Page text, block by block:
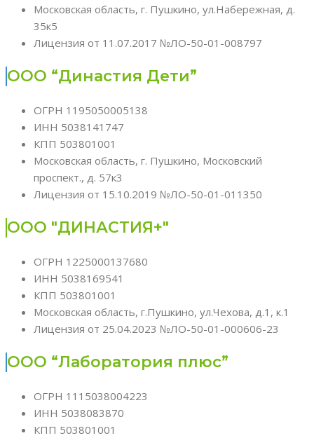
Московская область, г. Пушкино, ул.Набережная, д.
35к5
Лицензия от 11.07.2017 №ЛО-50-01-008797
ООО “Династия Дети”
ОГРН 1195050005138
ИНН 5038141747
КПП 503801001
Московская область, г. Пушкино, Московский
проспект., д. 57к3
Лицензия от 15.10.2019 №ЛО-50-01-011350
ООО "ДИНАСТИЯ+"
ОГРН 1225000137680
ИНН 5038169541
КПП 503801001
Московская область, г.Пушкино, ул.Чехова, д.1, к.1
Лицензия от 25.04.2023 №ЛО-50-01-000606-23
ООО “Лаборатория плюс”
ОГРН 1115038004223
ИНН 5038083870
КПП 503801001